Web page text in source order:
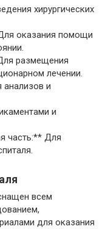
хирургических
оказания помощи
размещения
лечении.
и
и
часть:** Для
всем
для оказания